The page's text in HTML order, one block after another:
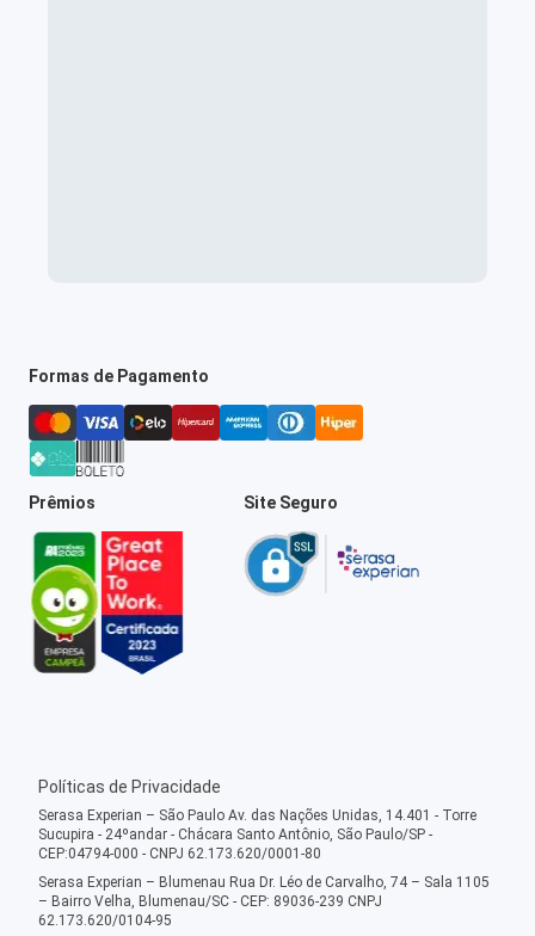
Formas de Pagamento
Prêmios Site Seguro
Políticas de Privacidade
Serasa Experian – São Paulo Av. das Nações Unidas, 14.401 - Torre
Sucupira - 24ºandar - Chácara Santo Antônio, São Paulo/SP -
CEP:04794-000 - CNPJ 62.173.620/0001-80
Serasa Experian – Blumenau Rua Dr. Léo de Carvalho, 74 – Sala 1105
– Bairro Velha, Blumenau/SC - CEP: 89036-239 CNPJ
62.173.620/0104-95